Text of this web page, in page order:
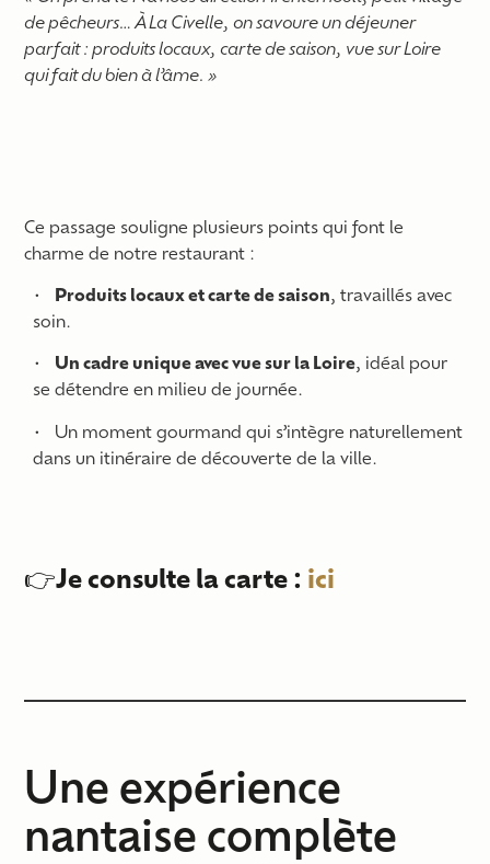
de pêcheurs… À La Civelle, on savoure un déjeuner
parfait : produits locaux, carte de saison, vue sur Loire
qui fait du bien à l’âme. »
Ce passage souligne plusieurs points qui font le
charme de notre restaurant :
Produits locaux et carte de saison, travaillés avec
soin.
Un cadre unique avec vue sur la Loire, idéal pour
se détendre en milieu de journée.
Un moment gourmand qui s’intègre naturellement
dans un itinéraire de découverte de la ville.
👉Je consulte la carte : ici
Une expérience
nantaise complète